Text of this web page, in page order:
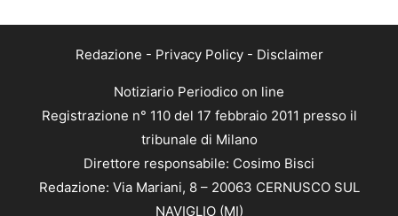
Redazione - Privacy Policy- Disclaimer
Notiziario Periodico on line
Registrazione n° 110 del 17 febbraio 2011 presso il
tribunale di Milano
Direttore responsabile: Cosimo Bisci
Redazione: Via Mariani, 8 – 20063 CERNUSCO SUL
NAVIGLIO (MI)